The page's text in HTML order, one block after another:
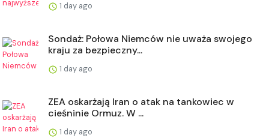
1 day ago
Sondaż: Połowa Niemców nie uważa swojego
kraju za bezpieczny...
1 day ago
ZEA oskarżają Iran o atak na tankowiec w
cieśninie Ormuz. W ...
1 day ago